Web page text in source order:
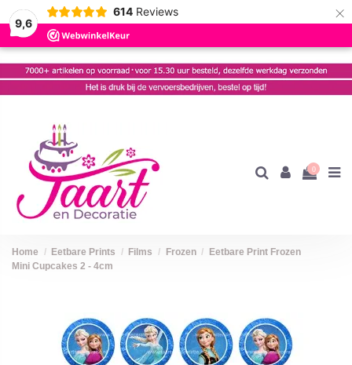
9,6
614 Reviews ×
0
Home Eetbare Prints Films Frozen
Eetbare Print Frozen
Mini Cupcakes 2 - 4cm